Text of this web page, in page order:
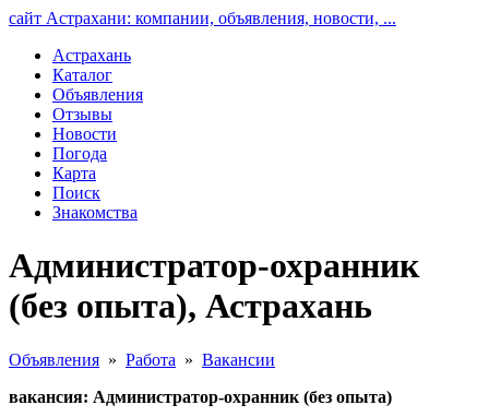
сайт Астрахани: компании, объявления, новости, ...
Астрахань
Каталог
Объявления
Отзывы
Новости
Погода
Карта
Поиск
Знакомства
Администратор-охранник
(без опыта), Астрахань
Объявления » Работа » Вакансии
вакансия: Администратор-охранник (без опыта)